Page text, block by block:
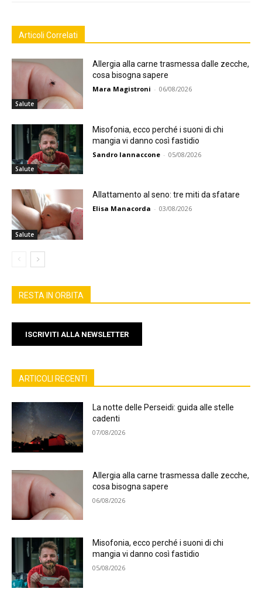
Articoli Correlati
Salute
Allergia alla carne trasmessa dalle zecche,
cosa bisogna sapere
Mara Magistroni - 06/08/2026
Salute
Misofonia, ecco perché i suoni di chi
mangia vi danno così fastidio
Sandro Iannaccone - 05/08/2026
Salute
Allattamento al seno: tre miti da sfatare
Elisa Manacorda - 03/08/2026
RESTA IN ORBITA
ISCRIVITI ALLA NEWSLETTER
ARTICOLI RECENTI
La notte delle Perseidi: guida alle stelle
cadenti
07/08/2026
Allergia alla carne trasmessa dalle zecche,
cosa bisogna sapere
06/08/2026
Misofonia, ecco perché i suoni di chi
mangia vi danno così fastidio
05/08/2026